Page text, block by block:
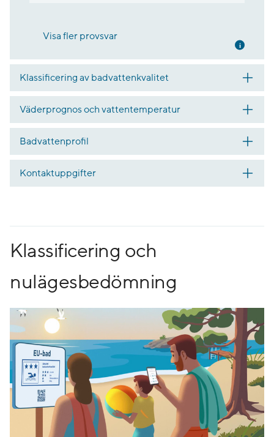
Visa fler provsvar Mer
Klassificering av badvattenkvalitet
Väderprognos och vattentemperatur
Badvattenprofil
Kontaktuppgifter
Klassificering och
nulägesbedömning